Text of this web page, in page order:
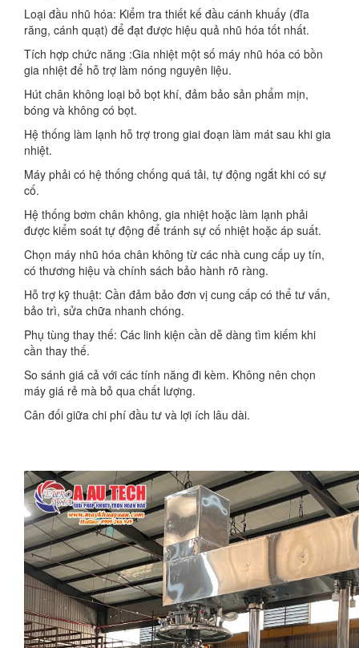
Loại đầu nhũ hóa: Kiểm tra thiết kế đầu cánh khuấy (đĩa
răng, cánh quạt) để đạt được hiệu quả nhũ hóa tốt nhất.
Tích hợp chức năng :Gia nhiệt một số máy nhũ hóa có bồn
gia nhiệt để hỗ trợ làm nóng nguyên liệu.
Hút chân không loại bỏ bọt khí, đảm bảo sản phẩm mịn,
bóng và không có bọt.
Hệ thống làm lạnh hỗ trợ trong giai đoạn làm mát sau khi gia
nhiệt.
Máy phải có hệ thống chống quá tải, tự động ngắt khi có sự
cố.
Hệ thống bơm chân không, gia nhiệt hoặc làm lạnh phải
được kiểm soát tự động để tránh sự cố nhiệt hoặc áp suất.
Chọn máy nhũ hóa chân không từ các nhà cung cấp uy tín,
có thương hiệu và chính sách bảo hành rõ ràng.
Hỗ trợ kỹ thuật: Cần đảm bảo đơn vị cung cấp có thể tư vấn,
bảo trì, sửa chữa nhanh chóng.
Phụ tùng thay thế: Các linh kiện cần dễ dàng tìm kiếm khi
cần thay thế.
So sánh giá cả với các tính năng đi kèm. Không nên chọn
máy giá rẻ mà bỏ qua chất lượng.
Cân đối giữa chi phí đầu tư và lợi ích lâu dài.